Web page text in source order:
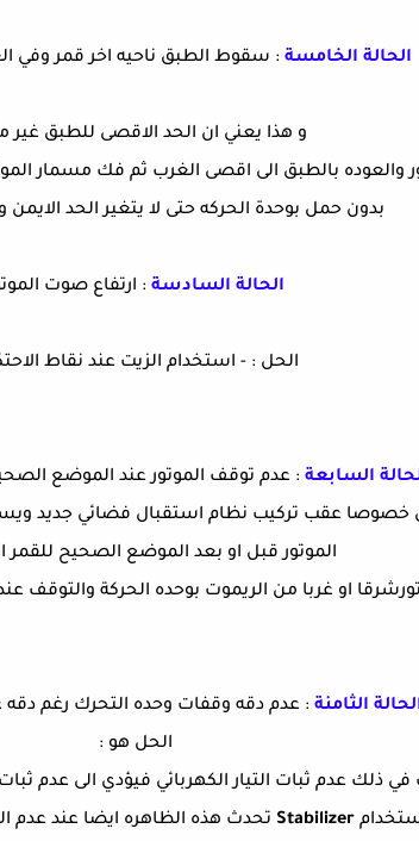
الحالة الخامسة : سقوط الطبق ناحيه اخر قمر وفي
و هذا يعني ان الحد الاقصى للطبق غير
والعوده بالطبق الى اقصى الغرب ثم فك مسمار
بدون حمل بوحدة الحركه حتى لا يتغير الحد الايمن
الحالة السادسة : ارتفاع صوت
الحل : - استخدام الزيت عند نقاط
السابعة : عدم توقف الموتور عند الموضع
الموتور قبل او بعد الموضع الصحيح للقمر
الثامنة : عدم دقه وقفات وحده التحرك رغم دقه
الحل هو :
ذلك عدم ثبات التيار الكهربائي فيؤدي الى عدم
Stabilizer تحدث هذه الظاهره ايضا عند عدم